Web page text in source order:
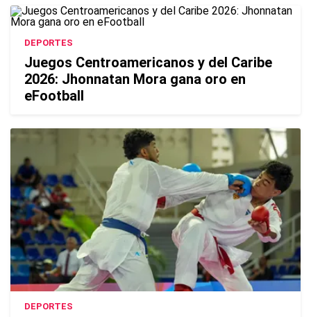
DEPORTES
Juegos Centroamericanos y del Caribe
2026: Jhonnatan Mora gana oro en
eFootball
DEPORTES